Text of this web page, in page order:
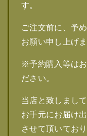
す。
ご注文前に、予
お願い申し上げま
※予約購入等は
ださい。
当店と致しまし
お手元にお届け
させて頂いてお